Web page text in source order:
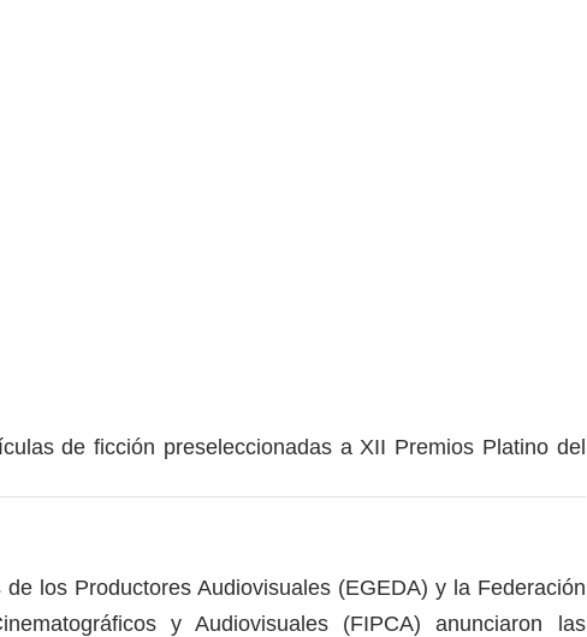
de ficción preseleccionadas a XII Premios Platino del
los Productores Audiovisuales (EGEDA) y la Federación
y Audiovisuales (FIPCA) anunciaron las